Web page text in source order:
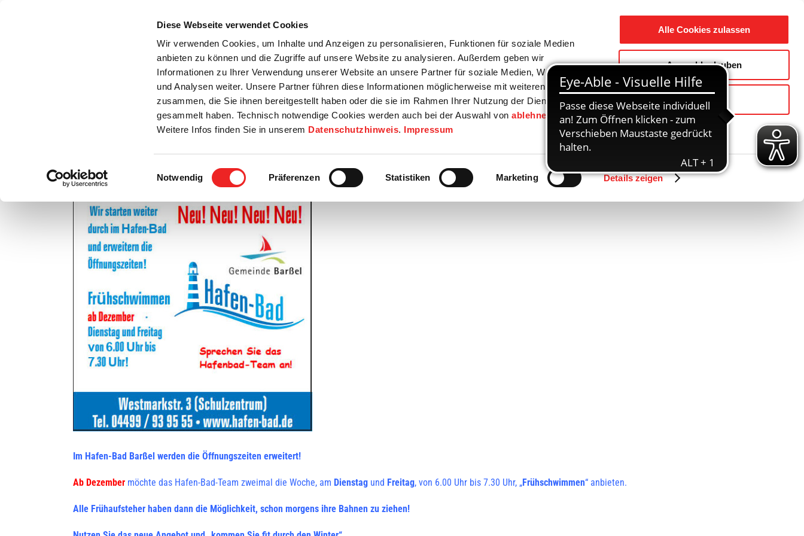
Diese Webseite verwendet Cookies
Wir verwenden Cookies, um Inhalte und Anzeigen zu personalisieren, Funktionen für soziale Medien
anbieten zu können und die Zugriffe auf unsere Website zu analysieren. Außerdem geben wir
Informationen zu Ihrer Verwendung unserer Website an unsere Partner für soziale Medien, Werbung
und Analysen weiter. Unsere Partner führen diese Informationen möglicherweise mit weiteren Daten
zusammen, die Sie ihnen bereitgestellt haben oder die sie im Rahmen Ihrer Nutzung der Dienste
gesammelt haben. Technisch notwendige Cookies werden auch bei der Auswahl vonablehnen
gesetzt.
Weitere Infos finden Sie in unserem Datenschutzhinweis. Impressum
Einwilligungsauswahl
Notwendig Präferenzen Statistiken Marketing Details zeigen
Alle Cookies zulassen
Auswahl erlauben
Ablehnen
Startseite
Bürgerservice Rats- / Bürgerinfo Wirtschaft / Wohnen Bildung / Soziales Touristik / Freizeit Gemeinde / Geschichte
Zurück
Neues Angebot ab Dezember im Hafen-Bad!
grösseres
Im Hafen-Bad Barßel werden die Öffnungszeiten erweitert!
Ab Dezember möchte das Hafen-Bad-Team zweimal die Woche, am Dienstag und Freitag, von 6.00 Uhr bis 7.30 Uhr, „Frühschwimmen“ anbieten.
Alle Frühaufsteher haben dann die Möglichkeit, schon morgens ihre Bahnen zu ziehen!